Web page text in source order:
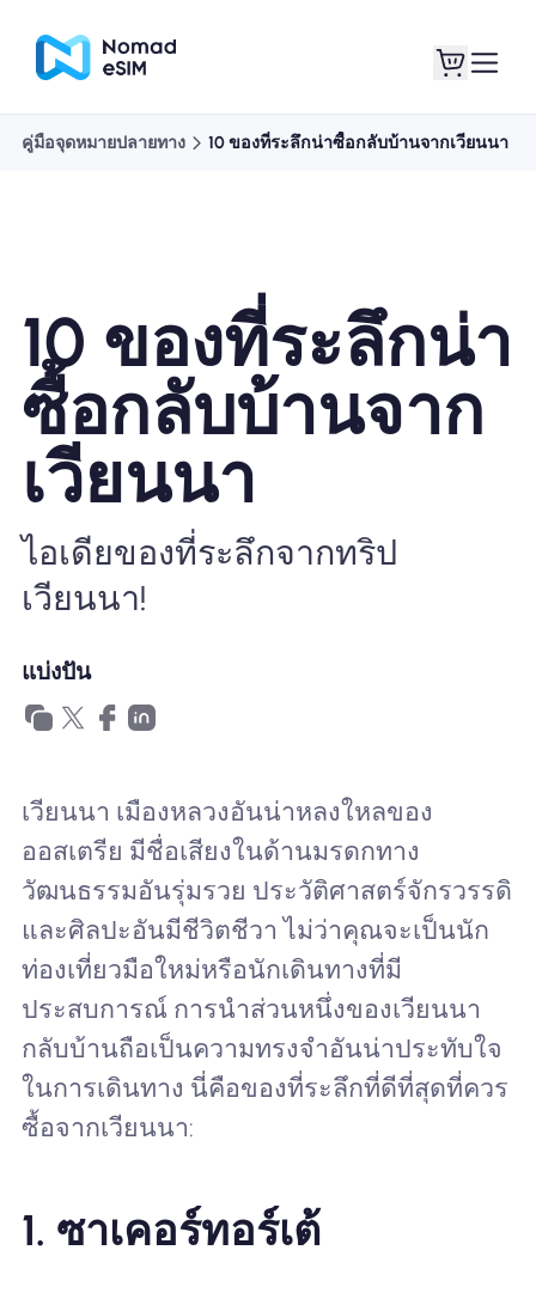
แผนร้านค้า
เกี่ยวกับ eSIM
ทำไมต้อง Nomad eSIM
สำหรับธุรกิจ
คู่มือจุดหมายปลายทาง 10 ของที่ระลึกน่าซื้อกลับบ้านจากเวียนนา
10 ของที่ระลึกน่า
ซื้อกลับบ้านจาก
เวียนนา
ไอเดียของที่ระลึกจากทริป
เวียนนา!
แบ่งปัน
เวียนนา เมืองหลวงอันน่าหลงใหลของ
ออสเตรีย มีชื่อเสียงในด้านมรดกทาง
วัฒนธรรมอันรุ่มรวย ประวัติศาสตร์จักรวรรดิ
และศิลปะอันมีชีวิตชีวา ไม่ว่าคุณจะเป็นนัก
ท่องเที่ยวมือใหม่หรือนักเดินทางที่มี
ประสบการณ์ การนำส่วนหนึ่งของเวียนนา
กลับบ้านถือเป็นความทรงจำอันน่าประทับใจ
ในการเดินทาง นี่คือของที่ระลึกที่ดีที่สุดที่ควร
ซื้อจากเวียนนา:
1. ซาเคอร์ทอร์เต้